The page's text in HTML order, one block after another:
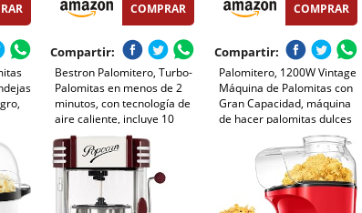
COMPRAR
Compartir:
Bestron Palomitero, Turbo-
Palomitas en menos de 2
minutos, con tecnología de
aire caliente, incluye 10
bolsas de palomitas y taza
medidora integrada,
colección Sweet Dreams,
Color: Amarillo
COMPRAR
Compartir:
Palomitero, 1200W Vintage
Máquina de Palomitas con
Gran Capacidad, máquina
de hacer palomitas dulces
Aire Caliente Sin Grasa
AceitaLibre de BPA, Rojo